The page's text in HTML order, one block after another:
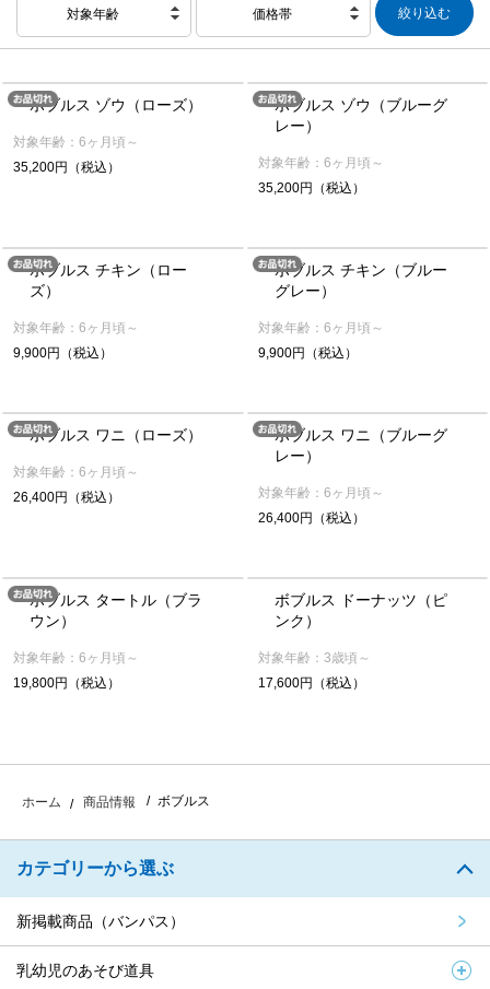
対象年齢 価格帯
ボブルス ゾウ（ローズ）
対象年齢：6ヶ月頃～
35,200円（税込）
ボブルス ゾウ（ブルーグ
レー）
対象年齢：6ヶ月頃～
35,200円（税込）
ボブルス チキン（ロー
ズ）
対象年齢：6ヶ月頃～
9,900円（税込）
ボブルス チキン（ブルー
グレー）
対象年齢：6ヶ月頃～
9,900円（税込）
ボブルス ワニ（ローズ）
対象年齢：6ヶ月頃～
26,400円（税込）
ボブルス ワニ（ブルーグ
レー）
対象年齢：6ヶ月頃～
26,400円（税込）
ボブルス タートル（ブラ
ウン）
対象年齢：6ヶ月頃～
19,800円（税込）
ボブルス ドーナッツ（ピ
ンク）
対象年齢：3歳頃～
17,600円（税込）
ホーム 商品情報 ボブルス
カテゴリーから選ぶ
新掲載商品（バンパス）
乳幼児のあそび道具